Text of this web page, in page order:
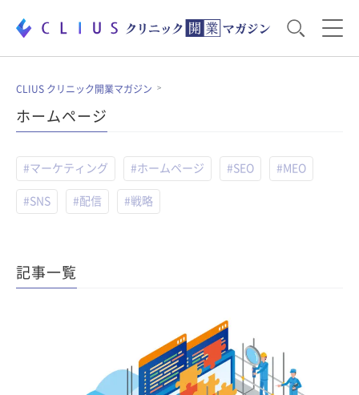
お役立ち資料
電子カルテ・ICT
CLIUS クリニック開業マガジン
ホームページ
#マーケティング #ホームページ #SEO #MEO
#SNS #配信 #戦略
記事一覧